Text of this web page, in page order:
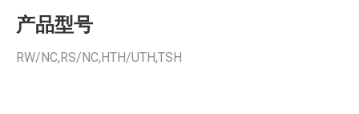
产品型号
RW/NC,RS/NC,HTH/UTH,TSH